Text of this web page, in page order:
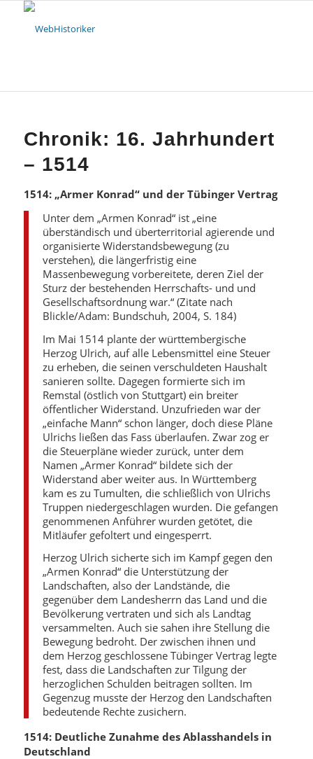
Chronik: 16. Jahrhundert
– 1514
1514: „Armer Konrad“ und der Tübinger Vertrag
Unter dem „Armen Konrad“ ist „eine
überständisch und überterritorial agierende und
organisierte Widerstandsbewegung (zu
verstehen), die längerfristig eine
Massenbewegung vorbereitete, deren Ziel der
Sturz der bestehenden Herrschafts- und und
Gesellschaftsordnung war.“ (Zitate nach
Blickle/Adam: Bundschuh, 2004, S. 184)
Im Mai 1514 plante der württembergische
Herzog Ulrich, auf alle Lebensmittel eine Steuer
zu erheben, die seinen verschuldeten Haushalt
sanieren sollte. Dagegen formierte sich im
Remstal (östlich von Stuttgart) ein breiter
öffentlicher Widerstand. Unzufrieden war der
„einfache Mann“ schon länger, doch diese Pläne
Ulrichs ließen das Fass überlaufen. Zwar zog er
die Steuerpläne wieder zurück, unter dem
Namen „Armer Konrad“ bildete sich der
Widerstand aber weiter aus. In Württemberg
kam es zu Tumulten, die schließlich von Ulrichs
Truppen niedergeschlagen wurden. Die gefangen
genommenen Anführer wurden getötet, die
Mitläufer gefoltert und eingesperrt.
Herzog Ulrich sicherte sich im Kampf gegen den
„Armen Konrad“ die Unterstützung der
Landschaften, also der Landstände, die
gegenüber dem Landesherrn das Land und die
Bevölkerung vertraten und sich als Landtag
versammelten. Auch sie sahen ihre Stellung die
Bewegung bedroht. Der zwischen ihnen und
dem Herzog geschlossene Tübinger Vertrag legte
fest, dass die Landschaften zur Tilgung der
herzoglichen Schulden beitragen sollten. Im
Gegenzug musste der Herzog den Landschaften
bedeutende Rechte zusichern.
1514: Deutliche Zunahme des Ablasshandels in
Deutschland